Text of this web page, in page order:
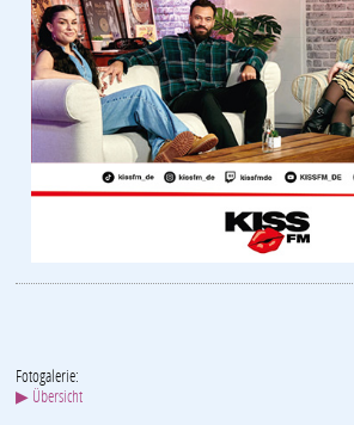
Fotogalerie:
▶ Übersicht